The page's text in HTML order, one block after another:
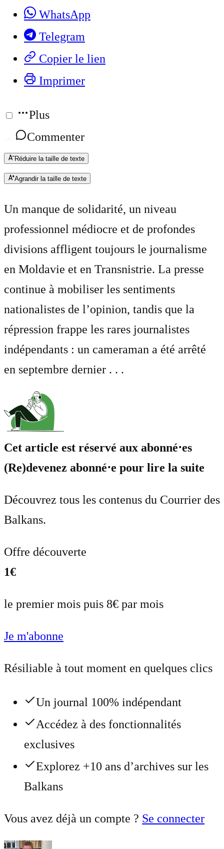
WhatsApp
Telegram
Copier le lien
Imprimer
Plus
Commenter
Réduire la taille de texte
Agrandir la taille de texte
Un manque de solidarité, un niveau
professionnel médiocre et de profondes
divisions affligent toujours le journalisme
en Moldavie et en Transnistrie. La presse
continue à mobiliser les sentiments
nationalistes de l’opinion, tandis que la
répression frappe les rares journalistes
indépendants : un cameraman a été arrêté
en septembre dernier . . .
Cet article est réservé aux abonné⋅es
(Re)devenez abonné⋅e pour lire la suite
Découvrez tous les contenus du Courrier des
Balkans.
Offre découverte
1€
le premier mois puis 8€ par mois
Je m'abonne
Résiliable à tout moment en quelques clics
Un journal 100% indépendant
Accédez à des fonctionnalités
exclusives
Explorez +10 ans d’archives sur les
Balkans
Vous avez déjà un compte ? Se connecter